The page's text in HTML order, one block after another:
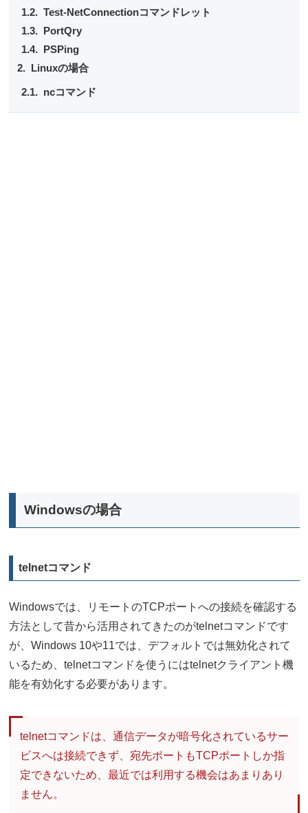
Test-NetConnectionコマンドレット
PortQry
PSPing
Linuxの場合
ncコマンド
Windowsの場合
telnetコマンド
Windowsでは、リモートのTCPポートへの接続を確認する
方法として昔から活用されてきたのがtelnetコマンドです
が、Windows 10や11では、デフォルトでは無効化されて
いるため、telnetコマンドを使うにはtelnetクライアント機
能を有効化する必要があります。
telnetコマンドは、通信データが暗号化されているサー
ビスへは接続できず、宛先ポートもTCPポートしか指
定できないため、最近では利用する機会はあまりあり
ません。